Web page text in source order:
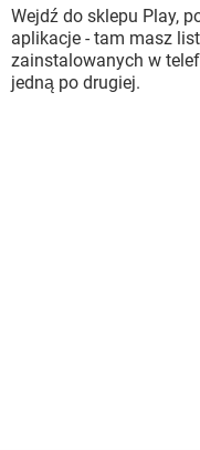
Wejdź do sklepu Play,
aplikacje - tam masz
zainstalowanych w
jedną po drugiej.